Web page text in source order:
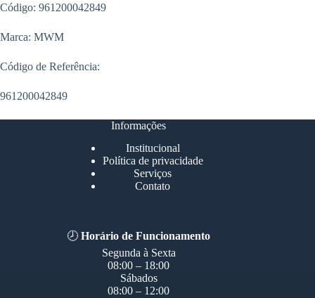
Código: 961200042849
Marca: MWM
Código de Referência:
961200042849
Informações
Institucional
Política de privacidade
Serviços
Contato
🕗Horário de Funcionamento
Segunda à Sexta
08:00 – 18:00
Sábados
08:00 – 12:00